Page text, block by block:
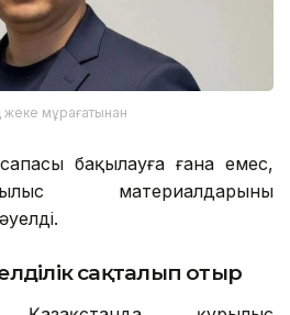
жеке мұрағатынан
бақылауға ғана емес,
материалдарының
сақталып отыр